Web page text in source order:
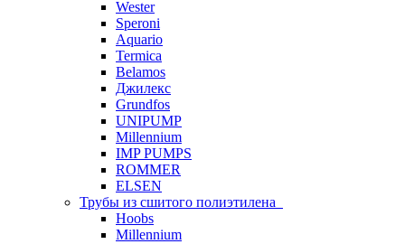
Wester
Speroni
Aquario
Termica
Belamos
Джилекс
Grundfos
UNIPUMP
Millennium
IMP PUMPS
ROMMER
ELSEN
Трубы из сшитого полиэтилена
Hoobs
Millennium